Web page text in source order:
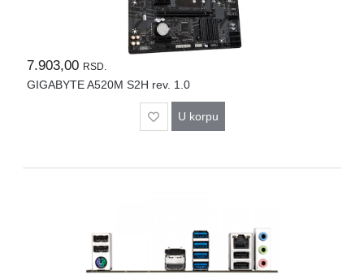
7.903,00 RSD.
GIGABYTE A520M S2H rev. 1.0
U korpu